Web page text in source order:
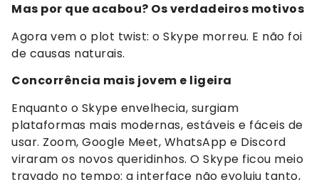
Mas por que acabou? Os verdadeiros motivos
Agora vem o plot twist: o Skype morreu. E não foi
de causas naturais.
Concorrência mais jovem e ligeira
Enquanto o Skype envelhecia, surgiam
plataformas mais modernas, estáveis e fáceis de
usar. Zoom, Google Meet, WhatsApp e Discord
viraram os novos queridinhos. O Skype ficou meio
travado no tempo: a interface não evoluiu tanto,